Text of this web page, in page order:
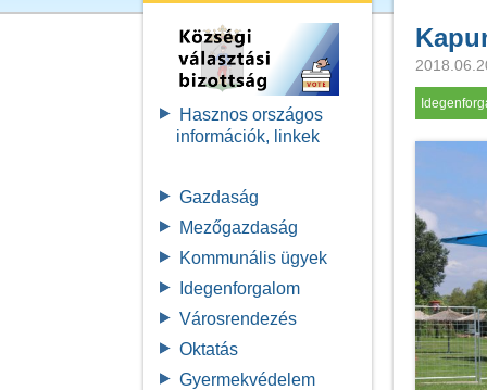
Hasznos országos
információk, linkek
Gazdaság
Mezőgazdaság
Kommunális ügyek
Idegenforgalom
Városrendezés
Oktatás
Gyermekvédelem